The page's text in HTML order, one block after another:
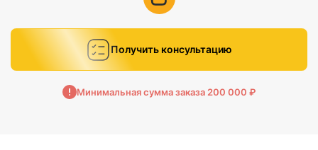
Получить консультацию
Минимальная сумма заказа 200 000 ₽